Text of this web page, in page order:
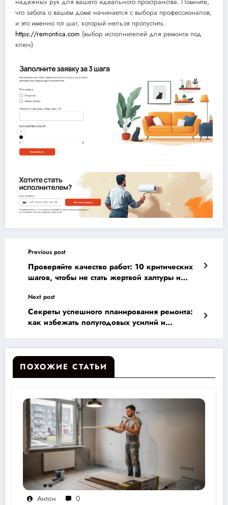
что забота о вашем доме начинается с выбора профессионалов,
и это именно тот шаг, который нельзя пропустить.
https://remontica.com (выбор исполнителей для ремонта под
ключ)
Previous post
Проверяйте качество работ: 10 критических
шагов, чтобы не стать жертвой халтуры и
Next post
Секреты успешного планирования ремонта:
как избежать полугодовых усилий и
ПОХОЖИЕ СТАТЬИ
Антон 0